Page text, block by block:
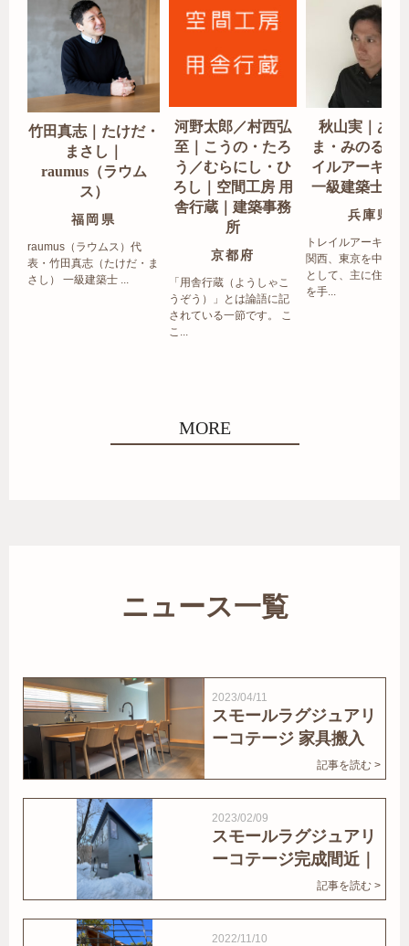
竹田真志｜たけだ・
まさし｜
raumus（ラウム
ス）
福岡県
raumus（ラウムス）代
表・竹田真志（たけだ・ま
さし） 一級建築士 ...
河野太郎／村西弘
至｜こうの・たろ
う／むらにし・ひ
ろし｜空間工房 用
舎行蔵｜建築事務
所
京都府
「用舎行蔵（ようしゃこ
うぞう）」とは論語に記
されている一節です。 こ
こ...
秋山実｜あき
ま・みのる｜
イルアーキテ
一級建築士事
兵庫県
トレイルアーキテク
関西、東京を中心エ
として、主に住宅の
を手...
MORE
ニュース一覧
2023/04/11
スモールラグジュアリ
ーコテージ 家具搬入
記事を読む >
2023/02/09
スモールラグジュアリ
ーコテージ完成間近｜
記事を読む >
2022/11/10